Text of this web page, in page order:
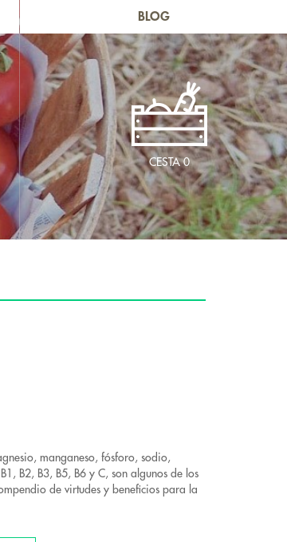
BLOG
CESTA0
manganeso, fósforo, sodio,
B2, B3, B5, B6 y C, son algunos de los
de virtudes y beneficios para la